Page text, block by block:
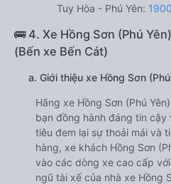
Tuy Hòa - Phú Yên:
🚌 4. Xe Hồng Sơn (Phú
(Bến xe Bến Cát)
a. Giới thiệu xe Hồng Sơn
Hãng xe Hồng Sơn (Phú
bạn đồng hành đáng tin cậy
tiêu đem lại sự thoải mái và
hàng, xe khách Hồng Sơn
vào các dòng xe cao cấp
ngũ tài xế của nhà xe Hồng